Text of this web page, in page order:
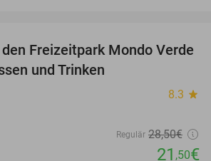
25%
Freizeitpark Mondo Verde
und Trinken
8.3 star
Regulär 28,50€
21 ,50€